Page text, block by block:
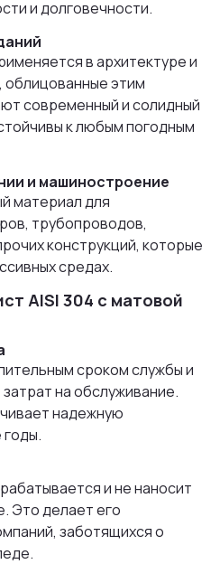
и долговечности.
в архитектуре и
этим
современный и солидный
к любым погодным
и машиностроение
материал для
трубопроводов,
конструкций, которые
средах.
AISI 304 с матовой
сроком службы и
на обслуживание.
надежную
годы.
и не наносит
Это делает его
заботящихся о